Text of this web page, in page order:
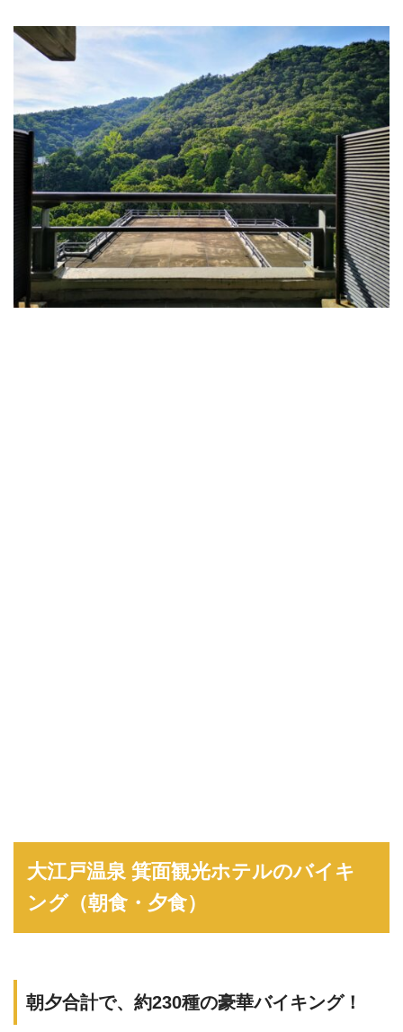
大江戸温泉 箕面観光ホテルのバイキ
ング（朝食・夕食）
朝夕合計で、約230種の豪華バイキング！